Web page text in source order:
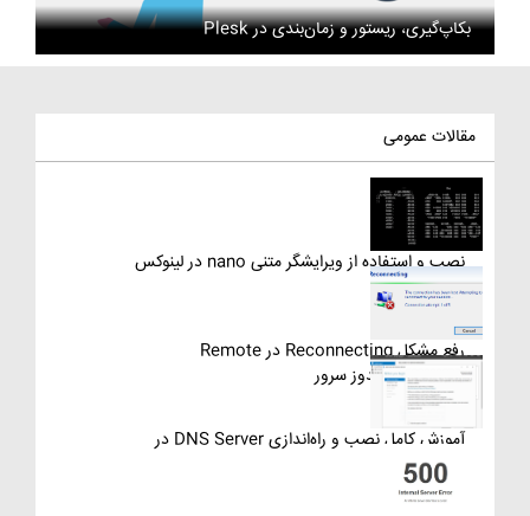
بکاپ‌گیری، ریستور و زمان‌بندی در Plesk
مقالات عمومی
نصب و استفاده از ویرایشگر متنی nano در لینوکس
رفع مشکل Reconnecting در Remote
Desktop ویندوز سرور
آموزش کامل نصب و راه‌اندازی DNS Server در
ویندوز سرور